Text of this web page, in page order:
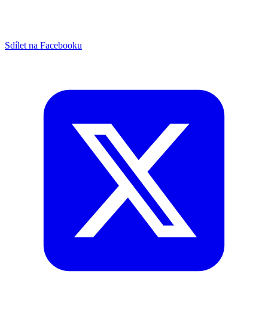
Sdílet na Facebooku